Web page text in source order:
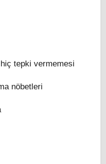
tepki vermemesi
nöbetleri